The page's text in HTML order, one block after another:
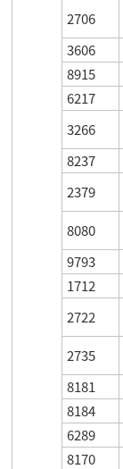
2706
3606
8915
6217
3266
8237
2379
8080
9793
1712
2722
2735
8181
8184
6289
8170